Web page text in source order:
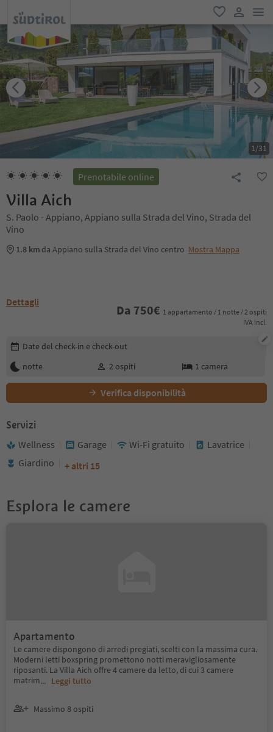
favoriti
user link
1/31
Prenotabile online
Villa Aich
S. Paolo - Appiano, Appiano sulla Strada del Vino, Strada del
Vino
1.8 km da Appiano sulla Strada del Vino centro Mostra Mappa
Dettagli
Da 750€ 1 appartamento / 1 notte / 2 ospiti
IVA incl.
Modifica i dettagli della prenotazione
Date del check-in e check-out
notte
2 ospiti 1 camera
Verifica disponibilità
Servizi
Wellness Garage Wi-Fi gratuito
Lavatrice
Giardino
+ altri 15
Esplora le camere
Apartamento
Le camere dispongono di arredi pregiati, scelti con la massima cura.
Moderni letti boxspring promettono notti meravigliosamente
riposanti. La Villa Aich offre 4 camere da letto, di cui 3 camere
matrim... Leggi tutto
Massimo 8 ospiti